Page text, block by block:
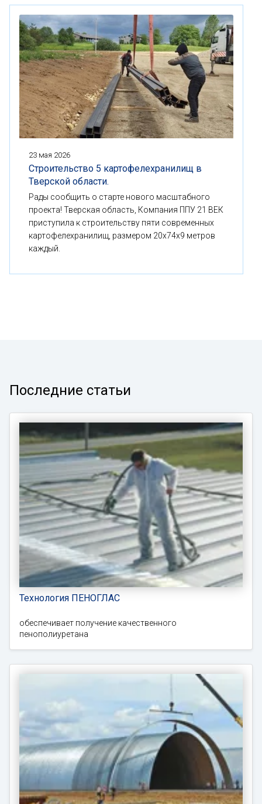
23 мая 2026
Строительство 5 картофелехранилищ в
Тверской области.
Рады сообщить о старте нового масштабного
проекта! Тверская область, Компания ППУ 21 ВЕК
приступила к строительству пяти современных
картофелехранилищ, размером 20x74x9 метров
каждый.
Последние статьи
Технология ПЕНОГЛАС
обеспечивает получение качественного
пенополиуретана